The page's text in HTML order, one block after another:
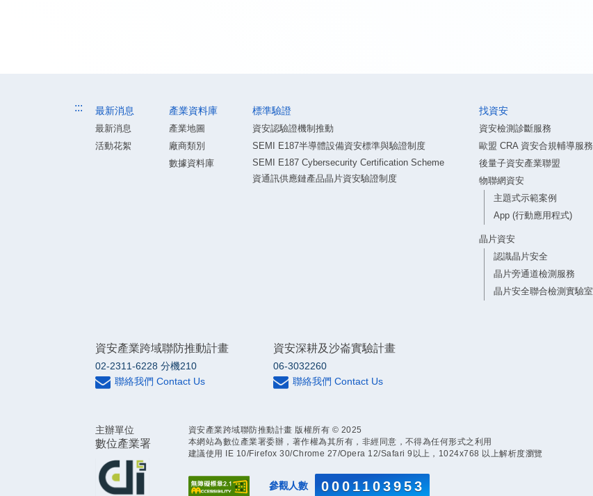
::: 最新消息
最新消息
活動花絮
產業資料庫
產業地圖
廠商類別
數據資料庫
標準驗證
資安認驗證機制推動
SEMI E187半導體設備資安標準與驗證制度
SEMI E187 Cybersecurity Certification Scheme
資通訊供應鏈產品晶片資安驗證制度
找資安
資安檢測診斷服務
歐盟 CRA 資安合規輔導服務
後量子資安產業聯盟
物聯網資安
主題式示範案例
App (行動應用程式)
晶片資安
認識晶片安全
晶片旁通道檢測服務
晶片安全聯合檢測實驗室
資安產業跨域聯防推動計畫
02-2311-6228 分機210
聯絡我們 Contact Us
資安深耕及沙崙實驗計畫
06-3032260
聯絡我們 Contact Us
主辦單位
數位產業署
資安產業跨域聯防推動計畫 版權所有 © 2025
本網站為數位產業署委辦，著作權為其所有，非經同意，不得為任何形式之利用
建議使用 IE 10/Firefox 30/Chrome 27/Opera 12/Safari 9以上，1024x768 以上解析度瀏覽
參觀人數 0001103953